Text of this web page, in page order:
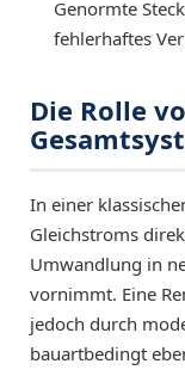
Genormte
fehlerhaftes
Die Rolle
In einer
Gleichstroms
Umwandlung in
vornimmt. Eine
jedoch durch
bauartbedingt